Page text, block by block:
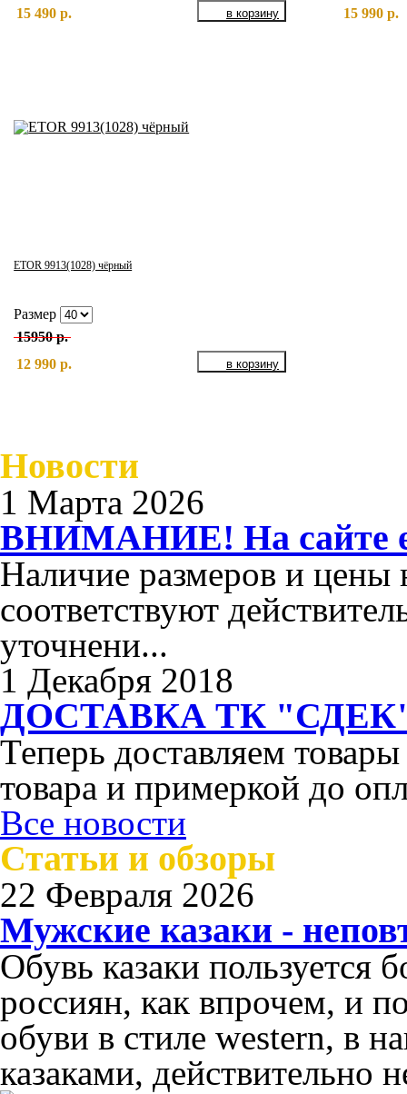
15 490 р.
15 990 р.
ETOR 9913(1028) чёрный
Размер
15950 р.
12 990 р.
Новости
1 Марта 2026
ВНИМАНИЕ! На сайте
Наличие размеров и цены
соответствуют
уточнени...
1 Декабря 2018
ДОСТАВКА ТК
Теперь доставляем
товара и примеркой до
Все новости
Статьи и обзоры
22 Февраля 2026
Мужские казаки -
Обувь казаки пользуется
россиян, как впрочем, и
обуви в стиле western, в
казаками, действительно